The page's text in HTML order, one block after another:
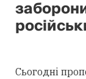
Сьогодні